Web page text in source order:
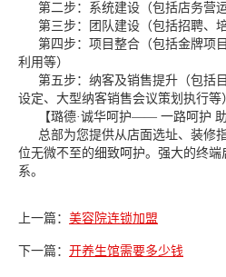
第二步：系统建设（包括店务营
第三步：团队建设（包括招聘、
第四步：项目整合（包括金牌项目
利用等）
第五步：纳客及销售提升（包括目
设定、大型纳客销售会议策划执行等
【璐德·诚华呵护—— 一路呵护 助
总部为您提供从店面选址、装修指
位无微不至的细致呵护。强大的终
系。
上一篇： 美容院连锁加盟
下一篇： 开养生馆需要多少钱